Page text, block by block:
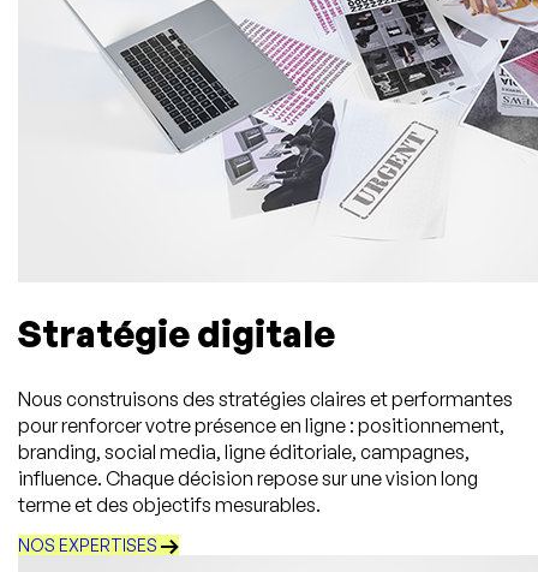
Stratégie digitale
Nous construisons des stratégies claires et performantes
pour renforcer votre présence en ligne : positionnement,
branding, social media, ligne éditoriale, campagnes,
influence. Chaque décision repose sur une vision long
terme et des objectifs mesurables.
NOS EXPERTISES